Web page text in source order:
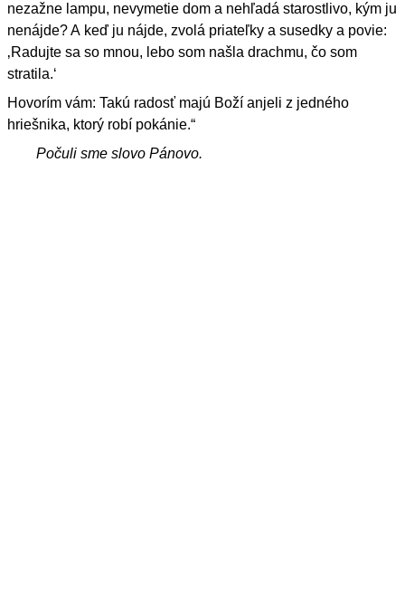
nezažne lampu, nevymetie dom a nehľadá starostlivo, kým ju
nenájde? A keď ju nájde, zvolá priateľky a susedky a povie:
‚Radujte sa so mnou, lebo som našla drachmu, čo som
stratila.‘
Hovorím vám: Takú radosť majú Boží anjeli z jedného
hriešnika, ktorý robí pokánie.“
Počuli sme slovo Pánovo.